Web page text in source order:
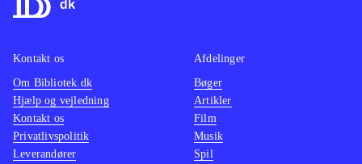
Kontakt os
Om Bibliotek.dk
Hjælp og vejledning
Kontakt os
Privatlivspolitik
Leverandører
Afdelinger
Bøger
Artikler
Film
Musik
Spil